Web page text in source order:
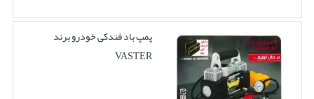
پمپ باد فندکی خودرو برند
VASTER